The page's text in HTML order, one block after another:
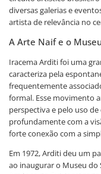
diversas galerias e
artista de relevância no
A Arte Naif e o
Iracema Arditi foi uma
caracteriza pela
frequentemente
formal. Esse movimento
perspectiva e pelo uso
profundamente com a
forte conexão com a
Em 1972, Arditi deu um
ao inaugurar o Museu do